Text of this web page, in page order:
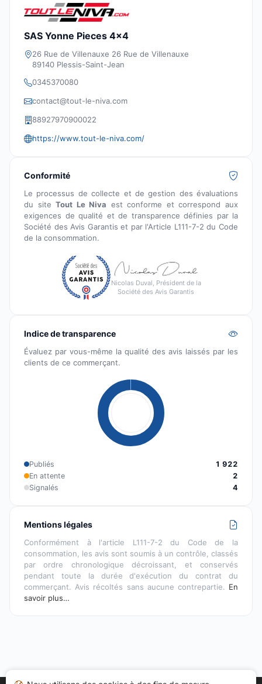
SAS Yonne Pieces 4x4
26 Rue de Villenauxe 26 Rue de Villenauxe
89140 Plessis-Saint-Jean
0345370080
contact@tout-le-niva.com
88927970900022
https://www.tout-le-niva.com/
Conformité
Le processus de collecte et de gestion des évaluations
du siteTout Le Niva est conforme et correspond aux
exigences de qualité et de transparence définies par la
Société des Avis Garantis et par l'Article L111-7-2 du Code
de la consommation.
Nicolas Duval, Président de la
Société des Avis Garantis
Indice de transparence
Évaluez par vous-même la qualité des avis laissés par les
clients de ce commerçant.
Publiés
1 922
En attente
2
Signalés
4
Mentions légales
Conformément à l'article L111-7-2 du Code de la
consommation, les avis sont soumis à un contrôle, classés
par ordre chronologique décroissant, et conservés
pendant toute la durée d'exécution du contrat du
commerçant. Avis récoltés sans aucune contrepartie. En
savoir plus…